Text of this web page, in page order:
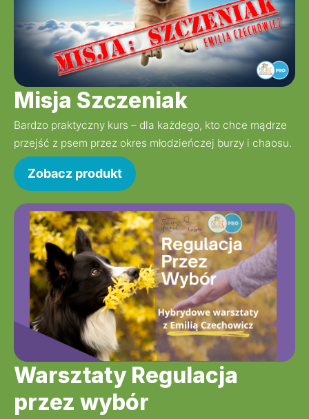
Misja Szczeniak
Bardzo praktyczny kurs – dla każdego, kto chce mądrze
przejść z psem przez okres młodzieńczej burzy i chaosu.
Zobacz produkt
Warsztaty Regulacja
przez wybór